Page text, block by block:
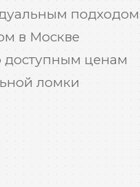
подходом
в Москве
доступным ценам
ломки